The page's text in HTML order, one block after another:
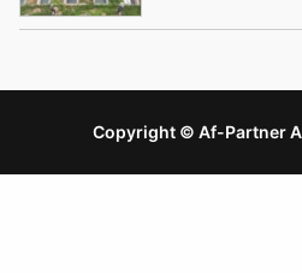
Copyright © Af-Partner